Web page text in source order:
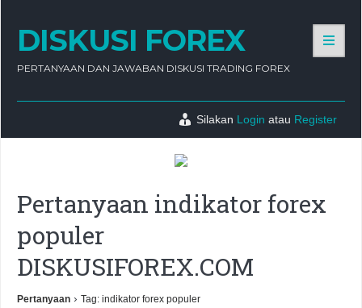
DISKUSI FOREX
PERTANYAAN DAN JAWABAN DISKUSI TRADING FOREX
Silakan Login atau Register
Pertanyaan indikator forex
populer
DISKUSIFOREX.COM
Pertanyaan › Tag: indikator forex populer